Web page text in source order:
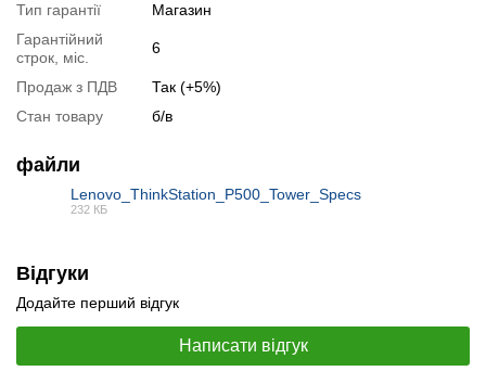
Слідкувати в Instagram
Тип гарантії
Магазин
Гарантійний
строк, міс.
6
Продаж з ПДВ
Так (+5%)
Стан товару
б/в
файли
Lenovo_ThinkStation_P500_Tower_Specs
232 КБ
Відгуки
Додайте перший відгук
Написати відгук